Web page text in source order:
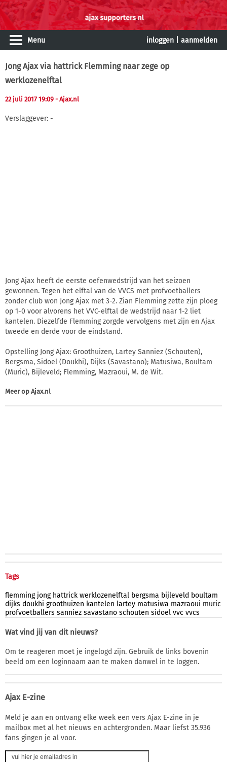
Menu inloggen aanmelden
Jong Ajax via hattrick Flemming naar zege op
werklozenelftal
22 juli 2017 19:09 - Ajax.nl
Verslaggever: -
Jong Ajax heeft de eerste oefenwedstrijd van het seizoen
gewonnen. Tegen het elftal van de VVCS met profvoetballers
zonder club won Jong Ajax met 3-2. Zian Flemming zette zijn ploeg
op 1-0 voor alvorens het VVC-elftal de wedstrijd naar 1-2 liet
kantelen. Diezelfde Flemming zorgde vervolgens met zijn en Ajax
tweede en derde voor de eindstand.
Opstelling Jong Ajax: Groothuizen, Lartey Sanniez (Schouten),
Bergsma, Sidoel (Doukhi), Dijks (Savastano); Matusiwa, Boultam
(Muric), Bijleveld; Flemming, Mazraoui, M. de Wit.
Meer op Ajax.nl
Tags
flemming jong hattrick werklozenelftal bergsma bijleveld boultam
dijks doukhi groothuizen kantelen lartey matusiwa mazraoui muric
profvoetballers sanniez savastano schouten sidoel vvc vvcs
Wat vind jij van dit nieuws?
Om te reageren moet je ingelogd zijn. Gebruik de links bovenin
beeld om een loginnaam aan te maken danwel in te loggen.
Ajax E-zine
Meld je aan en ontvang elke week een vers Ajax E-zine in je
mailbox met al het nieuws en achtergronden. Maar liefst 35.936
fans gingen je al voor.